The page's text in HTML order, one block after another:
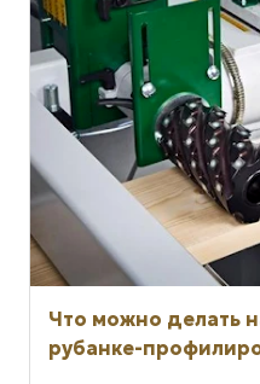
Что можно делать
рубанке-